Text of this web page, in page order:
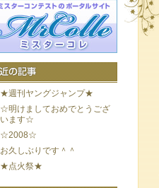
★週刊ヤングジャンプ★
☆明けましておめでとうござ
います☆
☆2008☆
お久しぶりです＾＾
★点火祭★